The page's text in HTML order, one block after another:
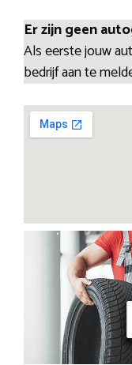
Er zijn geen
Als eerste jouw
bedrijf aan te